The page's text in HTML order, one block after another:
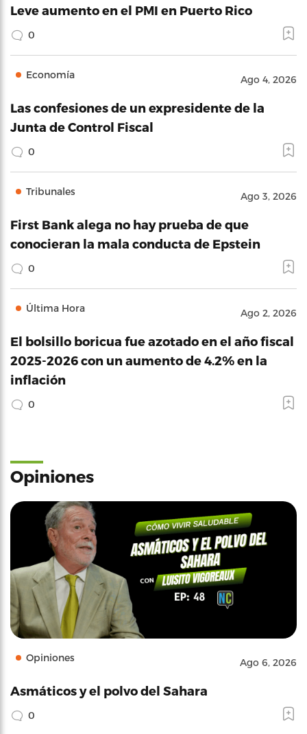
Leve aumento en el PMI en Puerto Rico
0
Economía Ago 4, 2026
Las confesiones de un expresidente de la
Junta de Control Fiscal
0
Tribunales Ago 3, 2026
First Bank alega no hay prueba de que
conocieran la mala conducta de Epstein
0
Última Hora Ago 2, 2026
El bolsillo boricua fue azotado en el año fiscal
2025-2026 con un aumento de 4.2% en la
inflación
0
Opiniones
Opiniones Ago 6, 2026
Asmáticos y el polvo del Sahara
0